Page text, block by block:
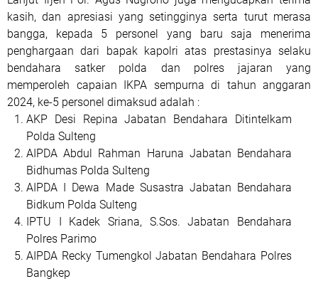
kasih, dan apresiasi yang setingginya serta turut merasa
bangga, kepada 5 personel yang baru saja menerima
penghargaan dari bapak kapolri atas prestasinya selaku
bendahara satker polda dan polres jajaran yang
memperoleh capaian IKPA sempurna di tahun anggaran
2024, ke-5 personel dimaksud adalah :
AKP Desi Repina Jabatan Bendahara Ditintelkam
Polda Sulteng
AIPDA Abdul Rahman Haruna Jabatan Bendahara
Bidhumas Polda Sulteng
AIPDA I Dewa Made Susastra Jabatan Bendahara
Bidkum Polda Sulteng
IPTU I Kadek Sriana, S.Sos. Jabatan Bendahara
Polres Parimo
AIPDA Recky Tumengkol Jabatan Bendahara Polres
Bangkep